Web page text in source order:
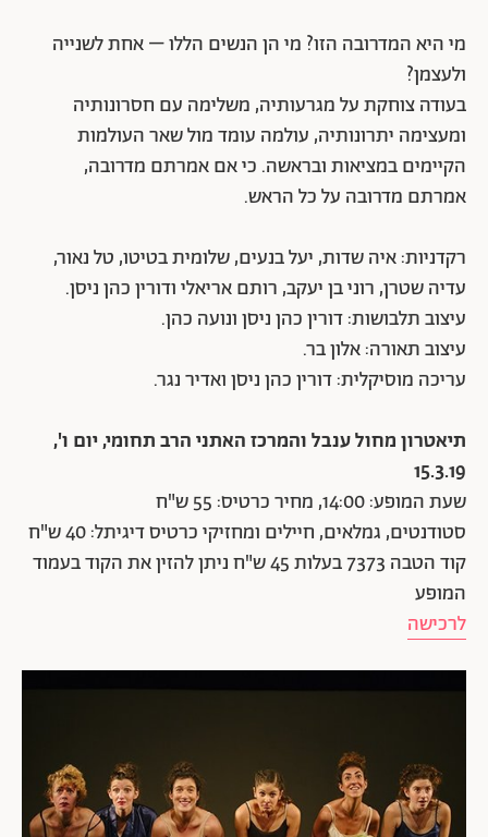
מי היא המדרובה הזו? מי הן הנשים הללו – אחת לשנייה
ולעצמן?
בעודה צוחקת על מגרעותיה, משלימה עם חסרונותיה
ומעצימה יתרונותיה, עולמה עומד מול שאר העולמות
הקיימים במציאות ובראשה. כי אם אמרתם מדרובה,
אמרתם מדרובה על כל הראש.
רקדניות: איה שדות, יעל בנעים, שלומית בטיטו, טל נאור,
עדיה שטרן, רוני בן יעקב, רותם אריאלי ודורין כהן ניסן.
עיצוב תלבושות: דורין כהן ניסן ונועה כהן.
עיצוב תאורה: אלון בר.
עריכה מוסיקלית: דורין כהן ניסן ואדיר נגר.
תיאטרון מחול ענבל והמרכז האתני הרב תחומי, יום ו',
15.3.19
שעת המופע: 14:00, מחיר כרטיס: 55 ש"ח
סטודנטים, גמלאים, חיילים ומחזיקי כרטיס דיגיתל: 40 ש"ח
קוד הטבה 7373 בעלות 45 ש"ח ניתן להזין את הקוד בעמוד
המופע
לרכישה